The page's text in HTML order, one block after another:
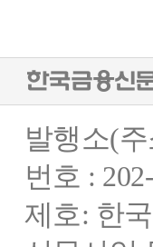
발행소(
번호 :
제호: 한